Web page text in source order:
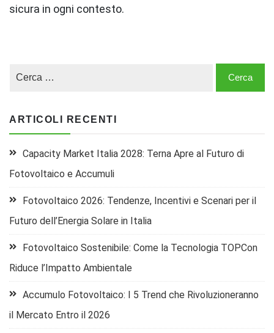
sicura in ogni contesto.
ARTICOLI RECENTI
Capacity Market Italia 2028: Terna Apre al Futuro di
Fotovoltaico e Accumuli
Fotovoltaico 2026: Tendenze, Incentivi e Scenari per il
Futuro dell’Energia Solare in Italia
Fotovoltaico Sostenibile: Come la Tecnologia TOPCon
Riduce l’Impatto Ambientale
Accumulo Fotovoltaico: I 5 Trend che Rivoluzioneranno
il Mercato Entro il 2026